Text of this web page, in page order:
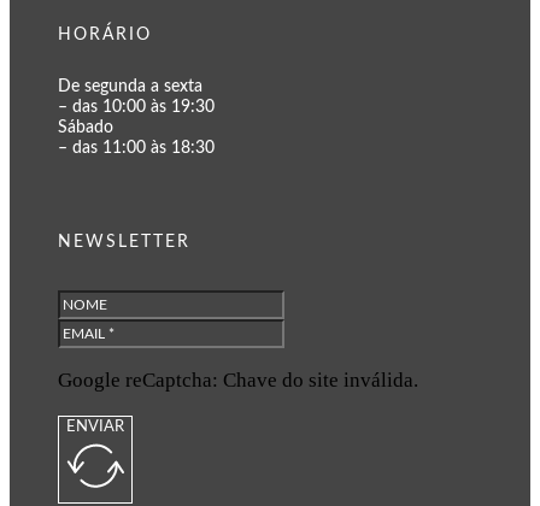
HORÁRIO
De segunda a sexta
– das 10:00 às 19:30
Sábado
– das 11:00 às 18:30
NEWSLETTER
Google reCaptcha: Chave do site inválida.
ENVIAR